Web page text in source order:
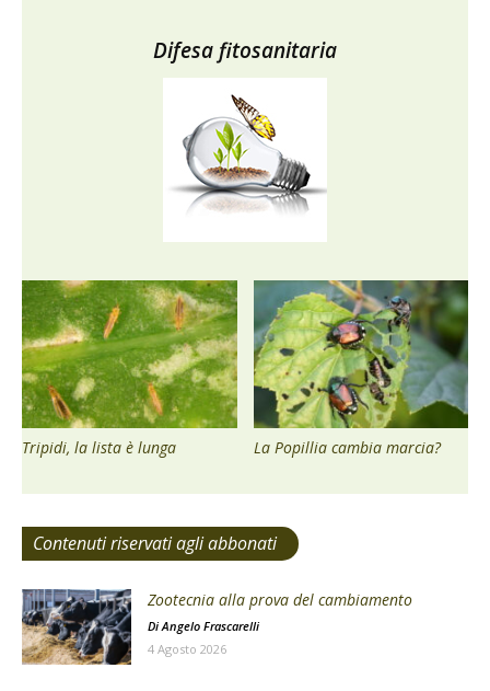
Difesa fitosanitaria
Tripidi, la lista è lunga La Popillia cambia marcia?
Contenuti riservati agli abbonati
Zootecnia alla prova del cambiamento
DiAngelo Frascarelli
4 Agosto 2026